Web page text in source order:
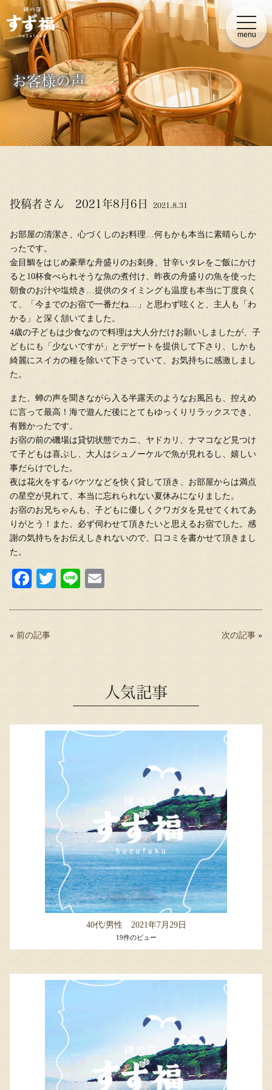
t
o
g
g
l
a
i
o
menu
お客様の声
投稿者さん 2021年8月6日 2021.8.31
お部屋の清潔さ、心づくしのお料理…何もかも本当に素晴らしか
ったです。
金目鯛をはじめ豪華な舟盛りのお刺身、甘辛いタレをご飯にかけ
ると10杯食べられそうな魚の煮付け、昨夜の舟盛りの魚を使った
朝食のお汁や塩焼き…提供のタイミングも温度も本当に丁度良く
て、「今までのお宿で一番だね…」と思わず呟くと、主人も「わ
かる」と深く頷いてました。
4歳の子どもは少食なので料理は大人分だけお願いしましたが、子
どもにも「少ないですが」とデザートを提供して下さり、しかも
綺麗にスイカの種を除いて下さっていて、お気持ちに感激しまし
た。
また、蝉の声を聞きながら入る半露天のようなお風呂も、控えめ
に言って最高！海で遊んだ後にとてもゆっくりリラックスでき、
有難かったです。
お宿の前の磯場は貸切状態でカニ、ヤドカリ、ナマコなど見つけ
て子どもは喜ぶし、大人はシュノーケルで魚が見れるし、嬉しい
事だらけでした。
夜は花火をするバケツなどを快く貸して頂き、お部屋からは満点
の星空が見れて、本当に忘れられない夏休みになりました。
お宿のお兄ちゃんも、子どもに優しくクワガタを見せてくれてあ
りがとう！また、必ず伺わせて頂きたいと思えるお宿でした。感
謝の気持ちをお伝えしきれないので、口コミを書かせて頂きまし
た。
Fa
bo
ok
T
tte
Li
ail
« 前の記事 次の記事 »
人気記事
40代/男性 2021年7月29日
19件のビュー